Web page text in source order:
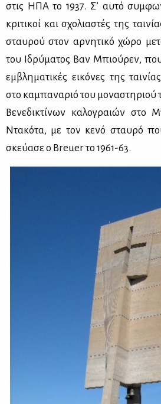
στις ΗΠΑ το 1937. Σ’ αυ­τό
κρι­τι­κοί και σχο­λια­στές της
σταυ­ρού στον αρ­νη­τι­κό χώ­ρο
του Ιδρύ­μα­τος Βαν Μπιού­ρεν,
εμ­βλη­μα­τι­κές ει­κό­νες της
στο κα­μπα­να­ριό του μο­να­στη­ριού
Βε­νε­δι­κτί­νων κα­λο­γραιών στο
Ντα­κό­τα, με τον κε­νό σταυ­ρό
σκεύ­α­σε ο Breuer το 1961-63.